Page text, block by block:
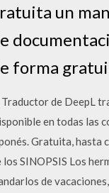
un
forma
Traductor de DeepL
en todas las
Gratuita, hasta
los SINOPSIS Los
de